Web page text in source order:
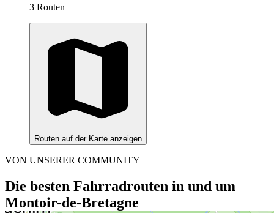
3 Routen
Routen auf der Karte anzeigen
VON UNSERER COMMUNITY
Die besten Fahrradrouten in und um
Montoir-de-Bretagne